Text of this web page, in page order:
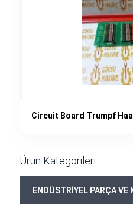
Circuit Board Trumpf
Ürün Kategorileri
ENDÜSTRİYEL PARÇA VE